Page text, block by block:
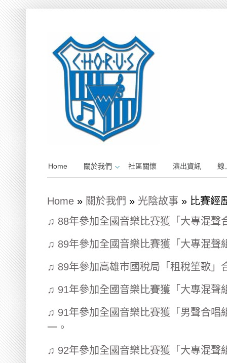
Home 關於我們 社區關懷 演出資訊 線
Home » 關於我們 » 光陰故事 » 比賽經
♫ 88年參加全國音樂比賽獲「大專混聲
♫ 89年參加全國音樂比賽獲「大專混聲
♫ 89年參加高雄市國稅局「租稅笙歌」
♫ 91年參加全國音樂比賽獲「大專混聲
♫ 91年參加全國音樂比賽獲「男聲合唱
一。
♫ 92年參加全國音樂比賽獲「大專混聲